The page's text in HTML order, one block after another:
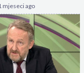
mjeseci ago